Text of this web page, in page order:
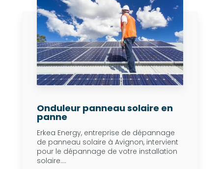
Onduleur panneau solaire en
panne
Erkea Energy, entreprise de dépannage
de panneau solaire à Avignon, intervient
pour le dépannage de votre installation
solaire....